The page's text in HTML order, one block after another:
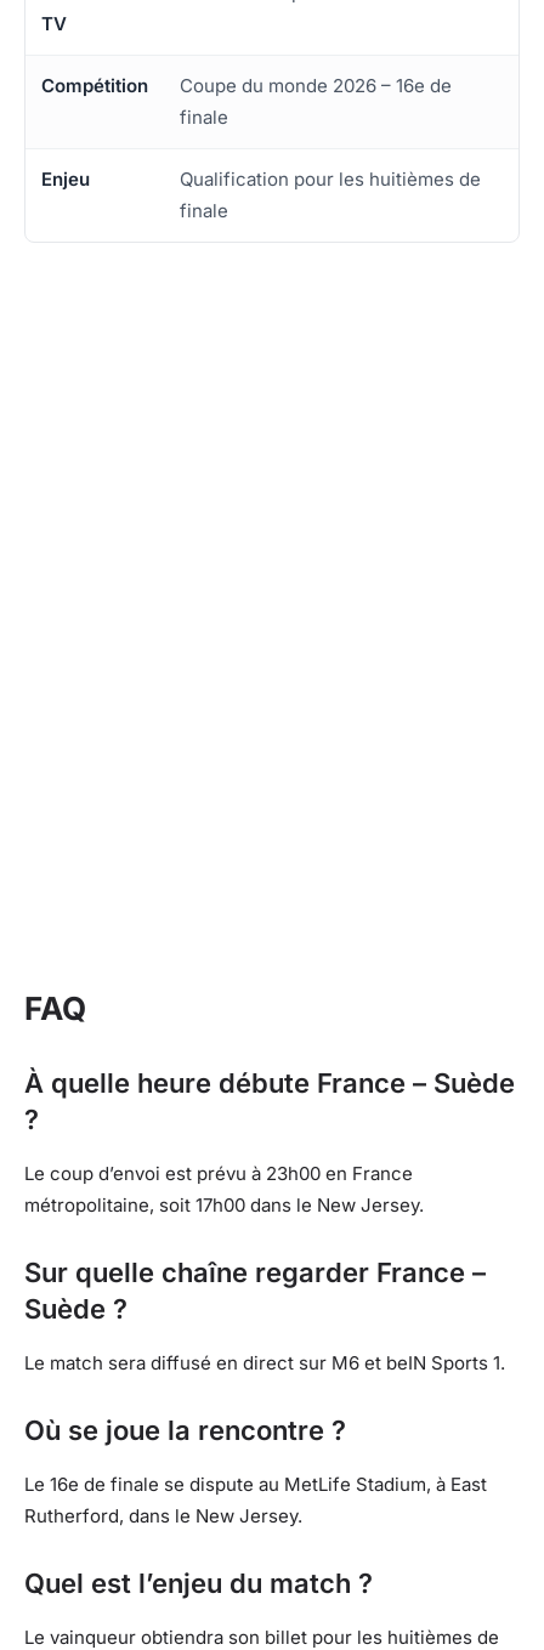
TV
Compétition
Coupe du monde 2026 – 16e de
finale
Enjeu
Qualification pour les huitièmes de
finale
FAQ
À quelle heure débute France – Suède
?
Le coup d’envoi est prévu à 23h00 en France
métropolitaine, soit 17h00 dans le New Jersey.
Sur quelle chaîne regarder France –
Suède ?
Le match sera diffusé en direct sur M6 et beIN Sports 1.
Où se joue la rencontre ?
Le 16e de finale se dispute au MetLife Stadium, à East
Rutherford, dans le New Jersey.
Quel est l’enjeu du match ?
Le vainqueur obtiendra son billet pour les huitièmes de